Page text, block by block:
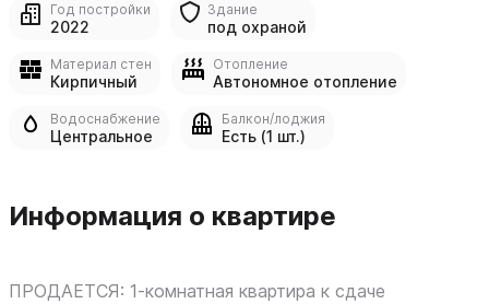
Год постройки
2022
Здание
под охраной
Материал стен
Кирпичный
Отопление
Автономное отопление
Водоснабжение
Центральное
Балкон/лоджия
Есть (1 шт.)
Информация о квартире
ПРОДАЕТСЯ: 1-комнатная квартира к сдаче